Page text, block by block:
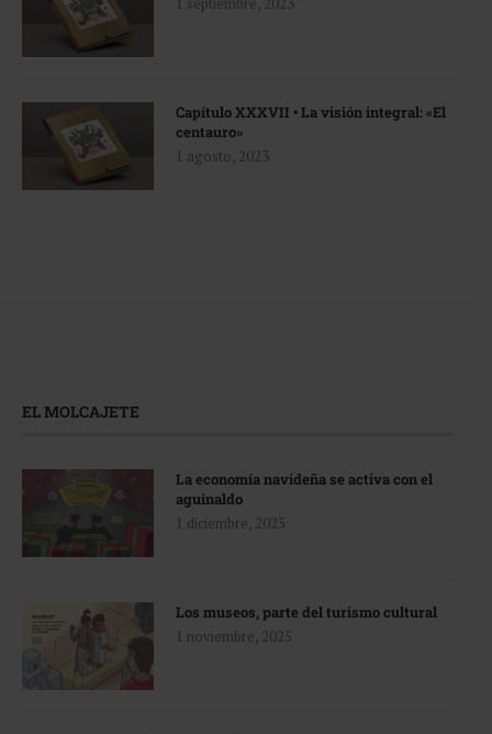
Capítulo XXXVII • La visión integral: «El
centauro»
1 agosto, 2023
EL MOLCAJETE
La economía navideña se activa con el
aguinaldo
1 diciembre, 2025
Los museos, parte del turismo cultural
1 noviembre, 2025